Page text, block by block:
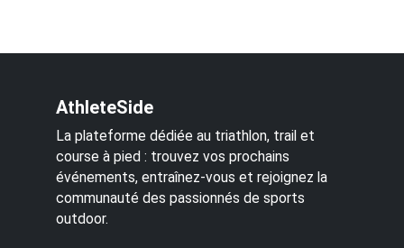
AthleteSide
La plateforme dédiée au triathlon, trail et
course à pied : trouvez vos prochains
événements, entraînez-vous et rejoignez la
communauté des passionnés de sports
outdoor.